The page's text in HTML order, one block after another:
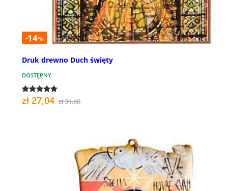
-14%
Druk drewno Duch święty
DOSTĘPNY
zł 27,04 zł 31,60